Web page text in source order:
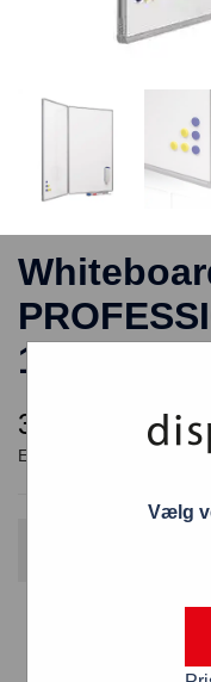
120×90
3.998,00 kr.
Vælg